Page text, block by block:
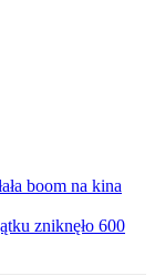
boom na kina
zniknęło 600